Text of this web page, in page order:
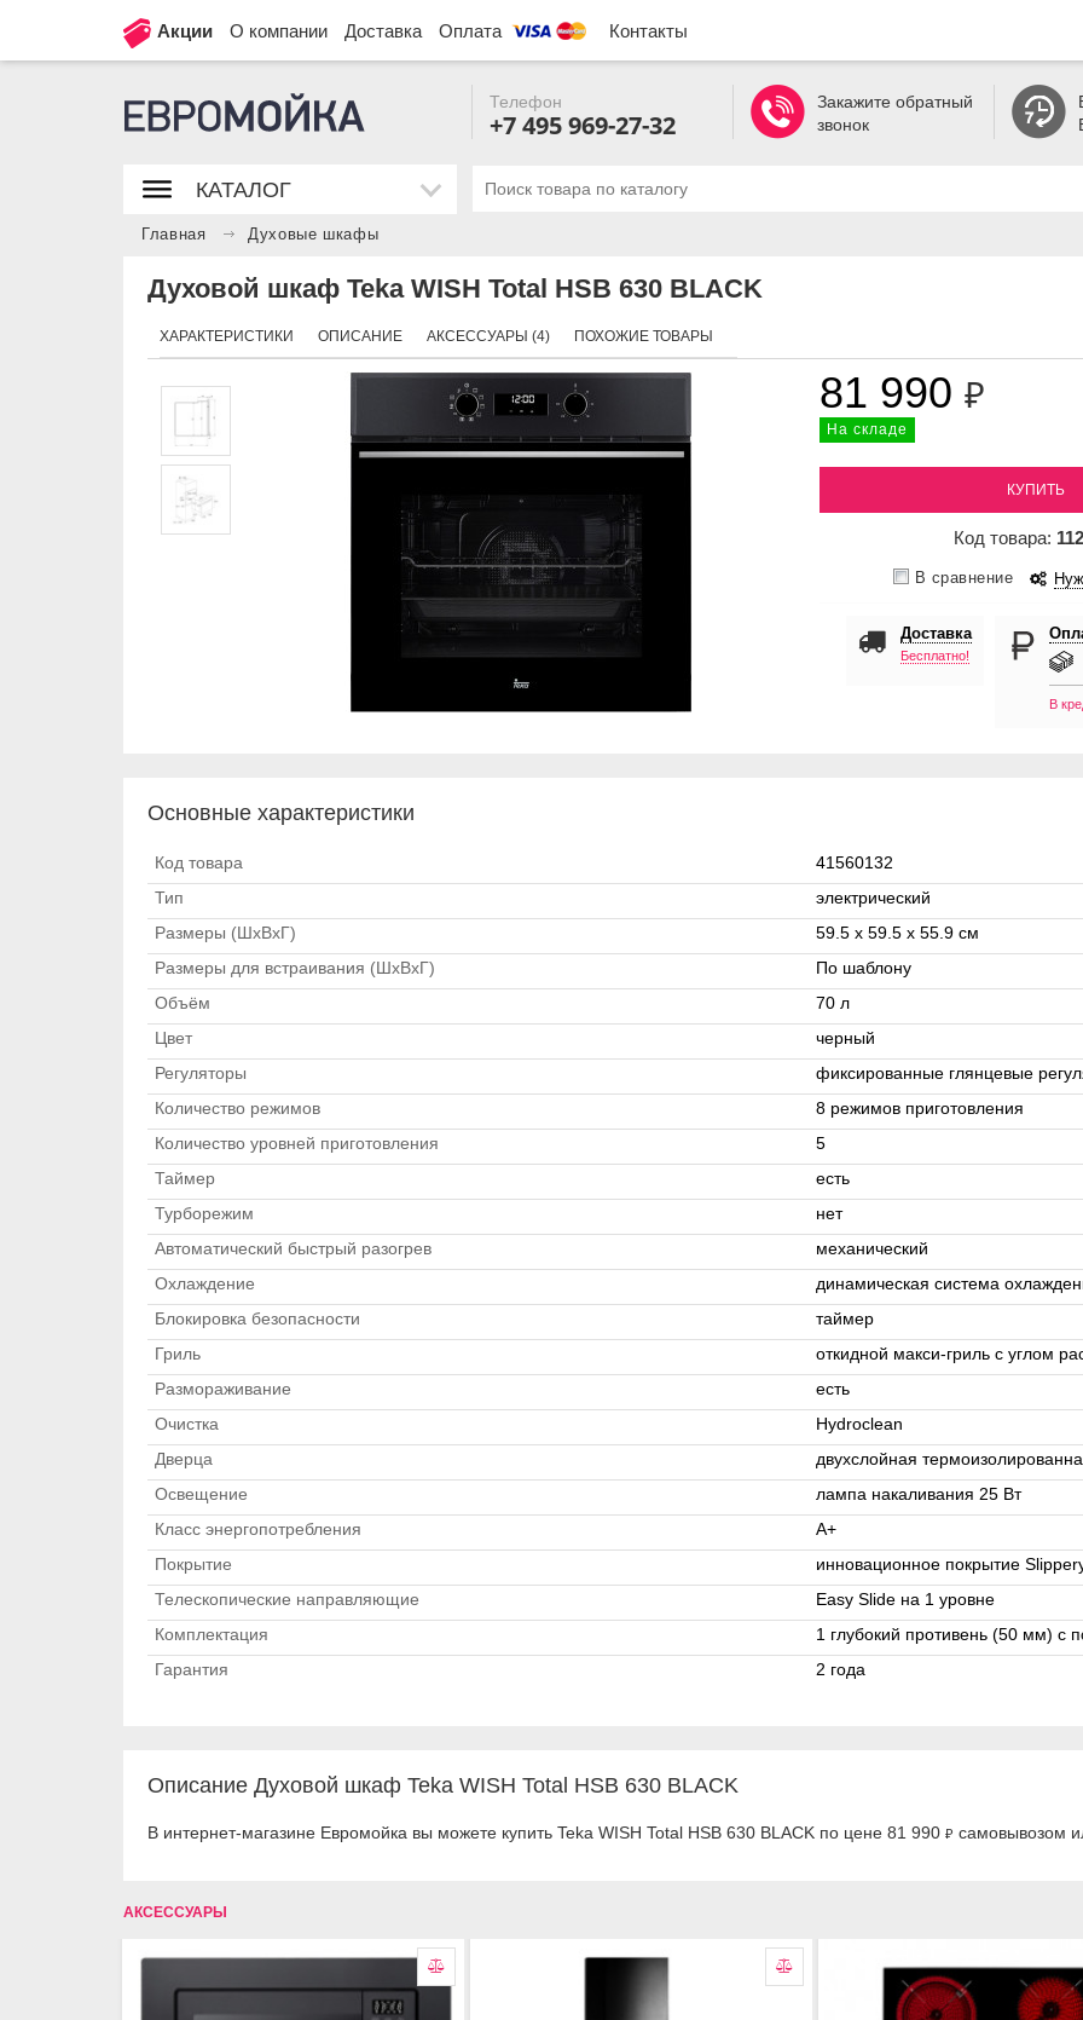
Акции О компании Доставка Оплата Контакты
Телефон
+7 495 969-27-32
Закажите обратный
звонок
КАТАЛОГ
Главная Духовые шкафы
Духовой шкаф Teka WISH Total HSB 630 BLACK
ХАРАКТЕРИСТИКИ ОПИСАНИЕ АКСЕССУАРЫ (4) ПОХОЖИЕ ТОВАРЫ
81 990 ₽
На складе
КУПИТЬ
Код товара: 112
В сравнение
Доставка
Бесплатно!
В
Основные характеристики
Код товара
41560132
Тип
электрический
Размеры (ШхВхГ)
59.5 х 59.5 x 55.9 см
Размеры для встраивания (ШхВхГ)
По шаблону
Объём
70 л
Цвет
черный
Регуляторы
фиксированные глянцевые
Количество режимов
8 режимов приготовления
Количество уровней приготовления
5
Таймер
есть
Турборежим
нет
Автоматический быстрый разогрев
механический
Охлаждение
динамическая система
Блокировка безопасности
таймер
Гриль
откидной макси-гриль c углом
Размораживание
есть
Очистка
Hydroclean
Дверца
двухслойная
Освещение
лампа накаливания 25 Вт
Класс энергопотребления
A+
Покрытие
инновационное покрытие
Телескопические направляющие
Easy Slide на 1 уровне
Комплектация
1 глубокий противень (50 мм) с
Гарантия
2 года
Описание Духовой шкаф Teka WISH Total HSB 630 BLACK
В интернет-магазине Евромойка вы можете купить Teka WISH Total HSB 630 BLACK по цене 81 990 ₽ самовывозом
АКСЕССУАРЫ